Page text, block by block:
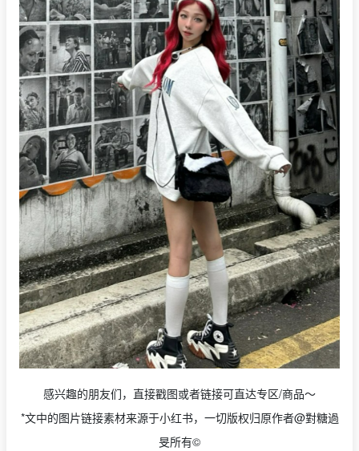
感兴趣的朋友们，直接戳图或者链接可直达专区/商品～
*文中的图片链接素材来源于小红书，一切版权归原作者@對糖過
旻所有©